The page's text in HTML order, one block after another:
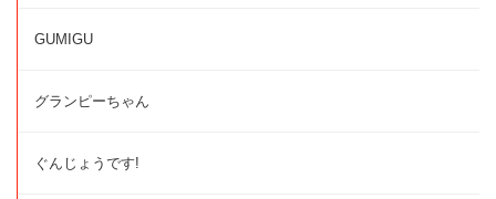
GUMIGU
グランピーちゃん
ぐんじょうです!